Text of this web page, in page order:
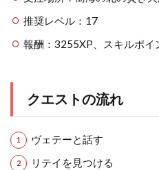
推奨レベル：17
報酬：3255XP、スキルポイ
クエストの流れ
ヴェテーと話す
リテイを見つける